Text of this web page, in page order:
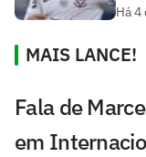
Há 4
MAIS LANCE!
Fala de
em